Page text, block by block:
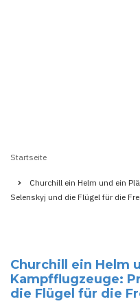
Startseite
Churchill ein Helm und ein
Selenskyj und die Flügel für die
Churchill ein Helm
Kampfflugzeuge:
die Flügel für die